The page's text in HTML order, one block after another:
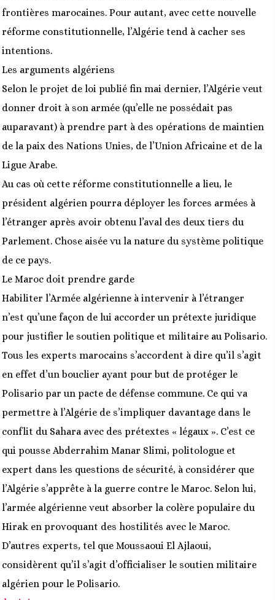
frontières marocaines. Pour autant, avec cette nouvelle
réforme constitutionnelle, l’Algérie tend à cacher ses
intentions.
Les arguments algériens
Selon le projet de loi publié fin mai dernier, l’Algérie veut
donner droit à son armée (qu’elle ne possédait pas
auparavant) à prendre part à des opérations de maintien
de la paix des Nations Unies, de l’Union Africaine et de la
Ligue Arabe.
Au cas où cette réforme constitutionnelle a lieu, le
président algérien pourra déployer les forces armées à
l’étranger après avoir obtenu l’aval des deux tiers du
Parlement. Chose aisée vu la nature du système politique
de ce pays.
Le Maroc doit prendre garde
Habiliter l’Armée algérienne à intervenir à l’étranger
n’est qu’une façon de lui accorder un prétexte juridique
pour justifier le soutien politique et militaire au Polisario.
Tous les experts marocains s’accordent à dire qu’il s’agit
en effet d’un bouclier ayant pour but de protéger le
Polisario par un pacte de défense commune. Ce qui va
permettre à l’Algérie de s’impliquer davantage dans le
conflit du Sahara avec des prétextes « légaux ». C’est ce
qui pousse Abderrahim Manar Slimi, politologue et
expert dans les questions de sécurité, à considérer que
l’Algérie s’apprête à la guerre contre le Maroc. Selon lui,
l’armée algérienne veut absorber la colère populaire du
Hirak en provoquant des hostilités avec le Maroc.
D’autres experts, tel que Moussaoui El Ajlaoui,
considèrent qu’il s’agit d’officialiser le soutien militaire
algérien pour le Polisario.